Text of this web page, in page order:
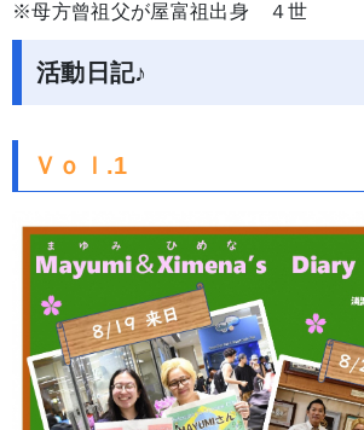
※母方曾祖父が屋富祖出身 ４世
活動日記♪
Ｖｏｌ.1